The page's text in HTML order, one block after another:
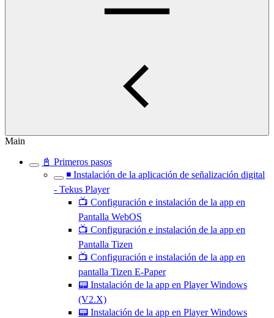
Main
📓 Primeros pasos
◾ Instalación de la aplicación de señalización digital
- Tekus Player
📺 Configuración e instalación de la app en
Pantalla WebOS
📺 Configuración e instalación de la app en
Pantalla Tizen
📺 Configuración e instalación de la app en
pantalla Tizen E‑Paper
📟 Instalación de la app en Player Windows
(V2.X)
📟 Instalación de la app en Player Windows